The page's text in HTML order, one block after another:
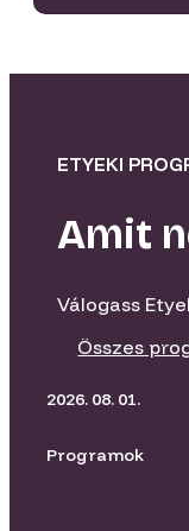
ETYEKI
Amit
Válogass
Összes
2026. 08. 01.
Programok